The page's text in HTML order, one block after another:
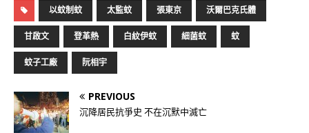
以蚊制蚊 太監蚊 張東京 沃爾巴克氏體
甘啟文 登革熱 白紋伊蚊 細菌蚊 蚊
蚊子工廠 阮相宇
PREVIOUS
沉降居民抗爭史 不在沉默中滅亡